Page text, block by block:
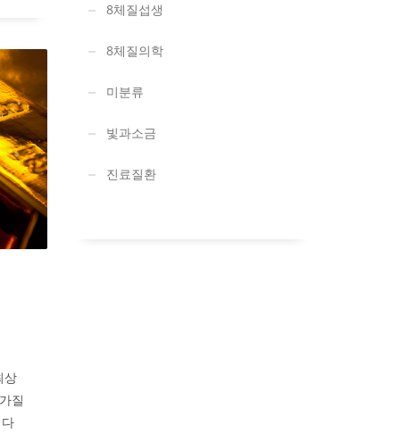
상
질
8체질섭생
8체질의학
미분류
빛과소금
진료질환